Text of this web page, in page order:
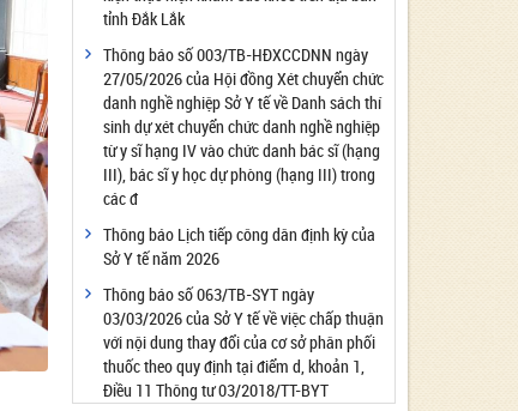
Công bố đủ điều kiện cung cấp dịch vụ diệt
côn trùng, diệt khuẩn bằng chế phẩm
Công bố cơ sở đủ điều kiện quan trắc môi
trường lao động
Công bố hồ sơ về trang thiết bị y tế
Công bố cơ sở đủ điều kiện tiêm chủng
Cơ sở Massage đủ điều kiện hoạt động
Cơ sở thẩm mỹ đủ điều kiện hoạt động
tỉnh Đắk Lắk
Thông báo số 003/TB-HĐXCCDNN ngày
27/05/2026 của Hội đồng Xét chuyển chức
danh nghề nghiệp Sở Y tế về Danh sách thí
sinh dự xét chuyển chức danh nghề nghiệp
từ y sĩ hạng IV vào chức danh bác sĩ (hạng
III), bác sĩ y học dự phòng (hạng III) trong
các đ
Thông báo Lịch tiếp công dân định kỳ của
Sở Y tế năm 2026
Thông báo số 063/TB-SYT ngày
03/03/2026 của Sở Y tế về việc chấp thuận
với nội dung thay đổi của cơ sở phân phối
thuốc theo quy định tại điểm d, khoản 1,
Điều 11 Thông tư 03/2018/TT-BYT